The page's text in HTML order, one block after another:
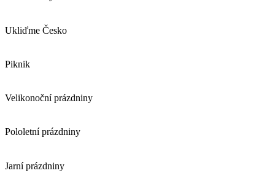
Ukliďme Česko
Piknik
Velikonoční prázdniny
Pololetní prázdniny
Jarní prázdniny